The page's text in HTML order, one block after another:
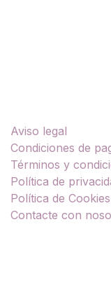
Aviso legal
Condiciones de
Términos y
Política de
Política de Cookies
Contacte con